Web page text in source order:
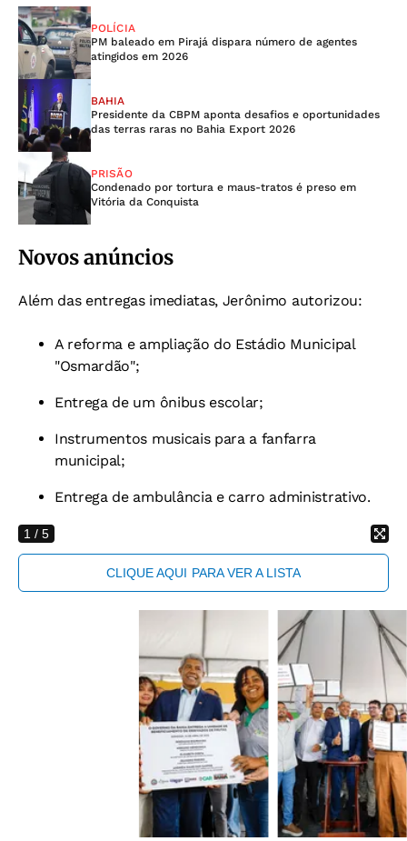
POLÍCIA
PM baleado em Pirajá dispara número de agentes
atingidos em 2026
BAHIA
Presidente da CBPM aponta desafios e oportunidades
das terras raras no Bahia Export 2026
PRISÃO
Condenado por tortura e maus-tratos é preso em
Vitória da Conquista
Novos anúncios
Além das entregas imediatas, Jerônimo autorizou:
A reforma e ampliação do Estádio Municipal
"Osmardão";
Entrega de um ônibus escolar;
Instrumentos musicais para a fanfarra
municipal;
Entrega de ambulância e carro administrativo.
CLIQUE AQUI PARA VER A LISTA
1 / 5